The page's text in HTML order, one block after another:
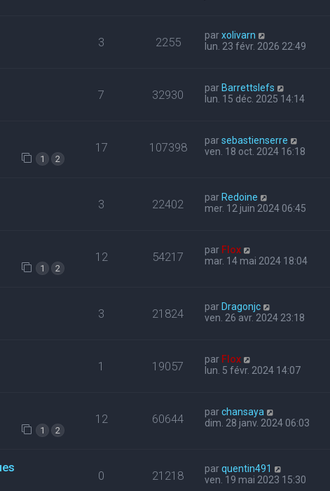
3 2255 parxolivarn
lun. 23 févr. 2026 22:49
7 32930 par Barrettslefs
lun. 15 déc. 2025 14:14
1 2
17 107398 parsebastienserre
ven. 18 oct. 2024 16:18
3 22402 par Redoine
mer. 12 juin 2024 06:45
1 2
12 54217 par Flox
mar. 14 mai 2024 18:04
3 21824 par Dragonjc
ven. 26 avr. 2024 23:18
1 19057 par Flox
lun. 5 févr. 2024 14:07
1 2
12 60644 parchansaya
dim. 28 janv. 2024 06:03
0 21218 parquentin491
ven. 19 mai 2023 15:30